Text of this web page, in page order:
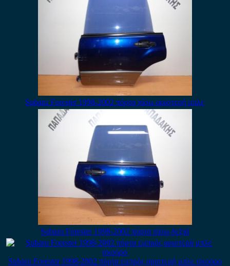
Subaru Forester 1998-2002 πόρτα πίσω αριστερή μπλε
Subaru Forester 1998-2002 πόρτα πίσω δεξιά
Subaru Forester 1998-2002 πόρτα εμπρός αριστερή μπλε σκούρο